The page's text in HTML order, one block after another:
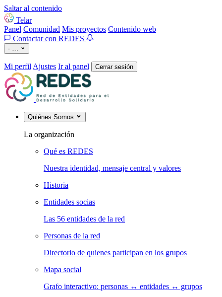
Saltar al contenido
Telar
Panel Comunidad Mis proyectos Contenido web
Contactar con REDES
· …
Mi perfil Ajustes Ir al panel Cerrar sesión
Quiénes Somos
La organización
Qué es REDES
Nuestra identidad, mensaje central y valores
Historia
Entidades socias
Las 56 entidades de la red
Personas de la red
Directorio de quienes participan en los grupos
Mapa social
Grafo interactivo: personas ↔ entidades ↔ grupos